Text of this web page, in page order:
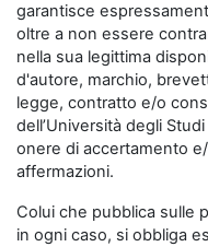
garantisce
oltre a non essere
nella sua legittima
d'autore, marchio,
legge, contratto e/o
dell’Università degli
onere di accertamento
affermazioni.
Colui che pubblica sulle
in ogni caso, si obbliga